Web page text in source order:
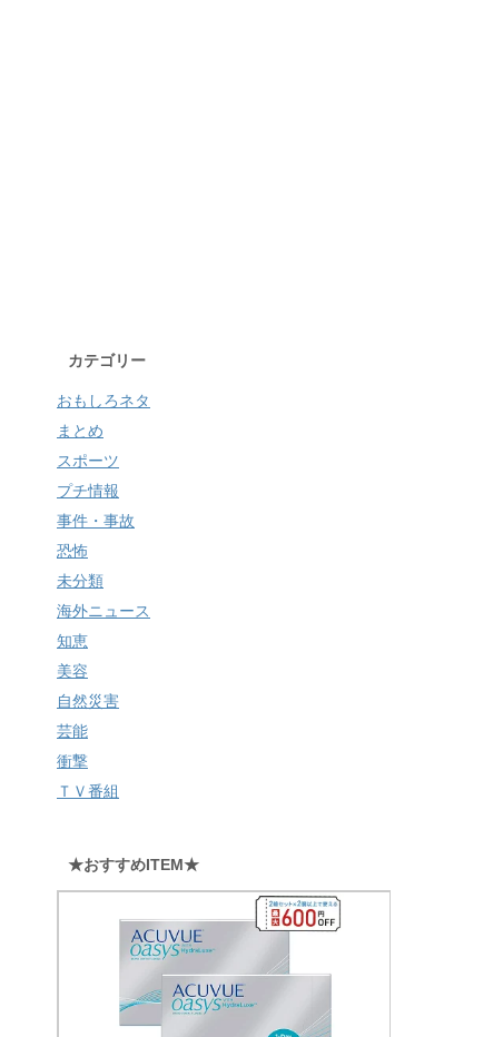
カテゴリー
おもしろネタ
まとめ
スポーツ
プチ情報
事件・事故
恐怖
未分類
海外ニュース
知恵
美容
自然災害
芸能
衝撃
ＴＶ番組
★おすすめITEM★